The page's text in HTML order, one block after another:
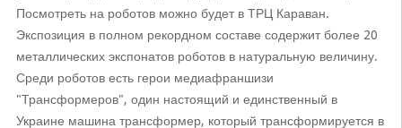
Посмотреть на роботов можно будет в ТРЦ Караван.
Экспозиция в полном рекордном составе содержит более 20
металлических экспонатов роботов в натуральную величину.
Среди роботов есть герои медиафраншизи
"Трансформеров", один настоящий и единственный в
Украине машина трансформер, который трансформируется в